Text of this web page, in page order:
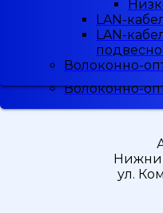
LAN-
LAN-
Волоконно-
при
ул.
LAN-
LAN-
Волоконно-
LAN-
LAN-
Волоконно-